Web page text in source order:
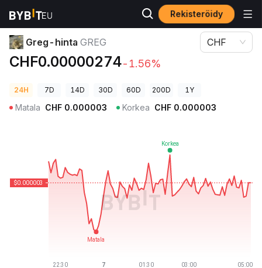
Rekisteröidy
Kryptohinnat
Greg-hinta GREG
CHF0.00000274-1.56%
CHF
24H 7D 14D 30D 60D 200D 1Y
Matala CHF 0.000003 Korkea CHF 0.000003